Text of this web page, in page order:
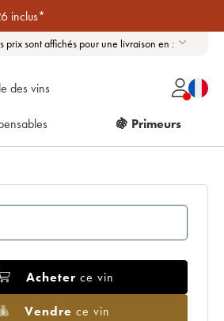
inclus*
prix sont affichés pour une livraison en :
des vins
🍇 Primeurs
Acheter ce vin
Vendre ce vin